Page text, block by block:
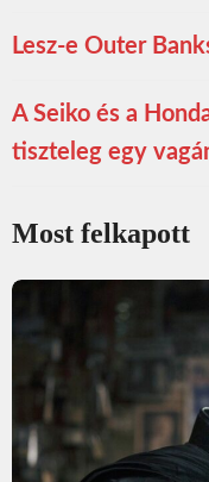
Lesz-e Outer
A Seiko és a
tiszteleg egy
Most felkapott